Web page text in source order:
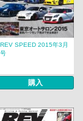
REV SPEED 2015年3月
号
購入